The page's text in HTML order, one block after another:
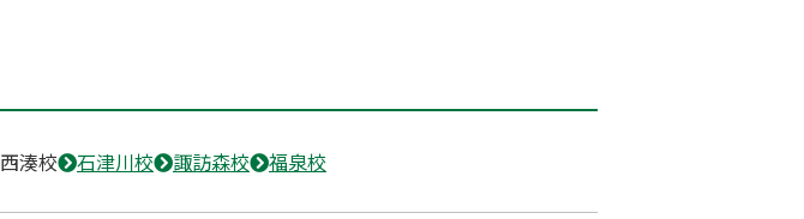
西湊校 石津川校 諏訪森校 福泉校